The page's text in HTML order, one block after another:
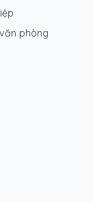
phòng